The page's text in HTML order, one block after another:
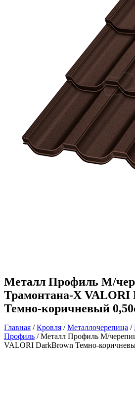
Металл Профиль М/
Трамонтана-X VALORI
Темно-коричневый
Главная /Кровля /Металлочерепица /
Профиль / Металл Профиль М/
VALORI DarkBrown Темно-